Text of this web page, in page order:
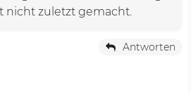
nicht zuletzt gemacht.
Antworten